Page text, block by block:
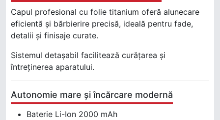
Capul profesional cu folie titanium oferă alunecare
eficientă și bărbierire precisă, ideală pentru fade,
detalii și finisaje curate.
Sistemul detașabil facilitează curățarea și
întreținerea aparatului.
Autonomie mare și încărcare modernă
Baterie Li-Ion 2000 mAh